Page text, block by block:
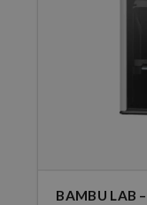
BAMBU LAB